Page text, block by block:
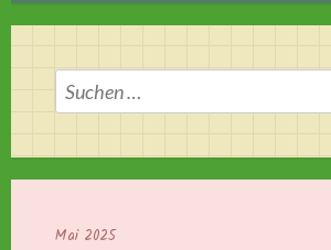
Suchen
nach:
Mai 2025